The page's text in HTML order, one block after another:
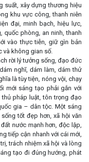
suất, xây dựng thương hiệu
khu vực công, thanh niên
đại, minh bạch, hiệu lực,
quốc phòng, an ninh, thanh
vào thực tiễn, giữ gìn bản
và không gian số.
rời lý tưởng sống, đạo đức
nghĩ, dám làm, dám thử
là tùy tiện, nóng vội, chạy
mới sáng tạo phải gắn với
pháp luật, tôn trọng đạo
gia – dân tộc. Một sáng
tốt đẹp hơn, xã hội văn
nước mạnh hơn, độc lập,
tiếp cận nhanh với cái mới,
trách nhiệm xã hội và lòng
tạo đi đúng hướng, phát